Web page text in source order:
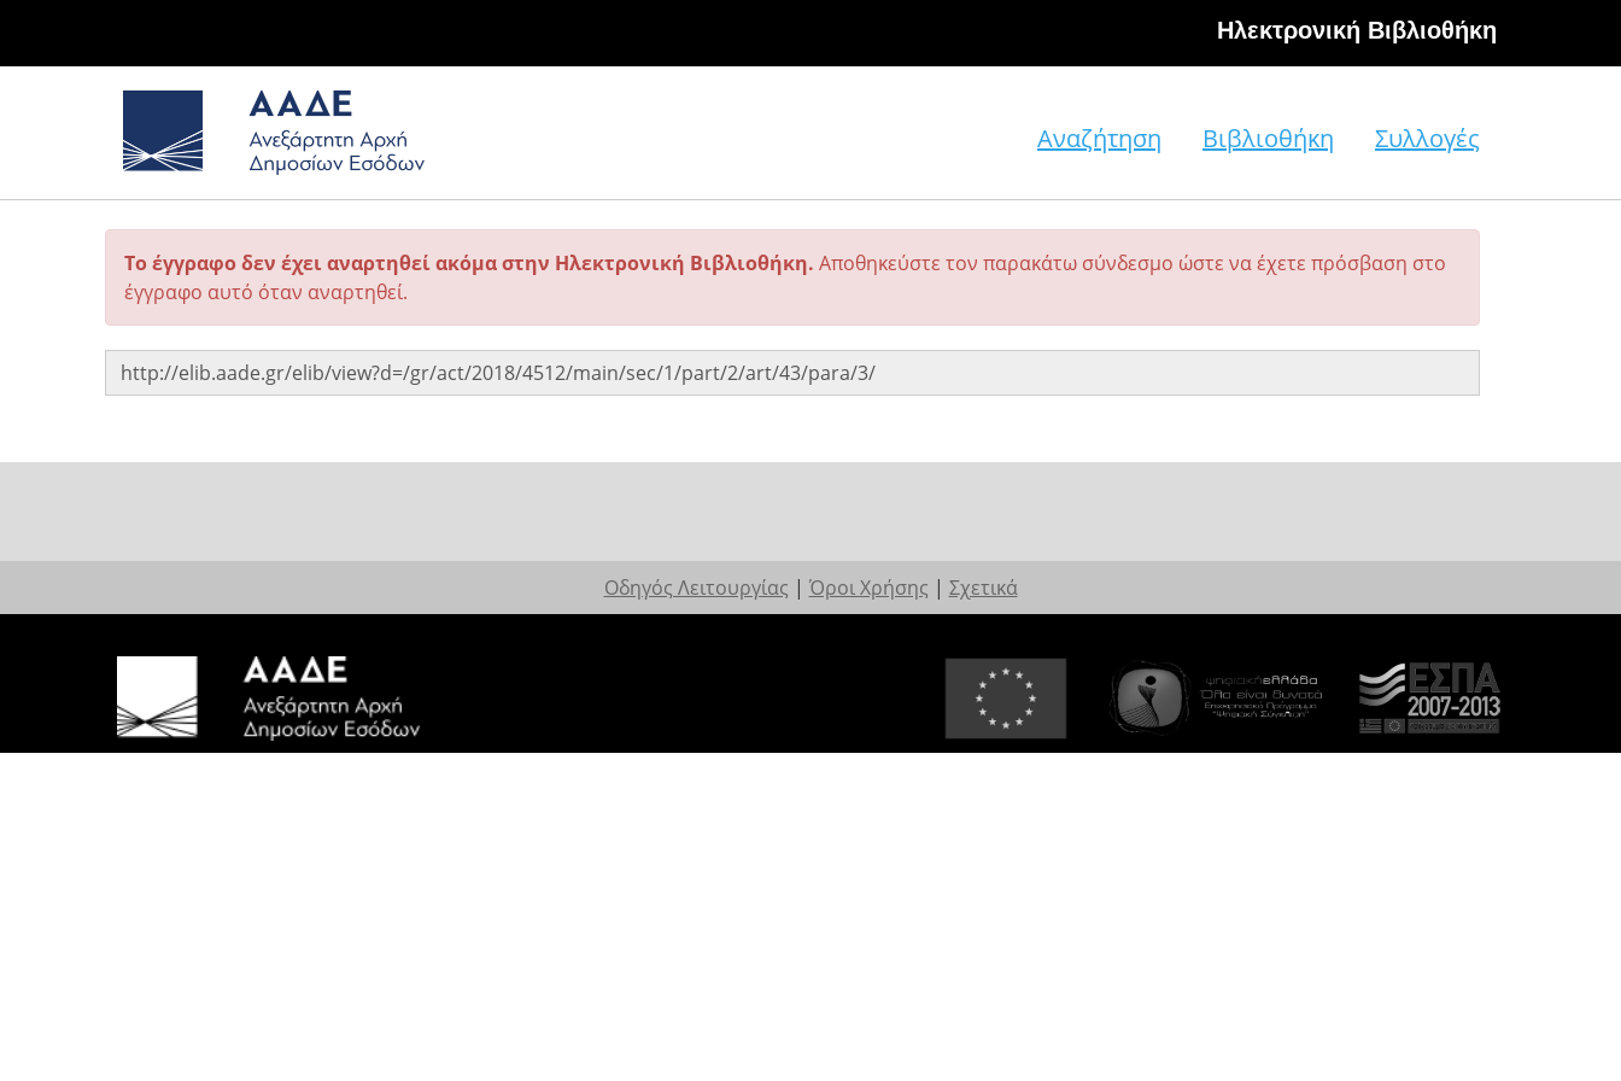
Hλεκτρονική Βιβλιοθήκη
Αναζήτηση Βιβλιοθήκη Συλλογές
Το έγγραφο δεν έχει αναρτηθεί ακόμα στην Ηλεκτρονική Βιβλιοθήκη. Αποθηκεύστε τον παρακάτω σύνδεσμο ώστε να έχετε πρόσβαση στο
έγγραφο αυτό όταν αναρτηθεί.
Οδηγός Λειτουργίας | Όροι Χρήσης | Σχετικά